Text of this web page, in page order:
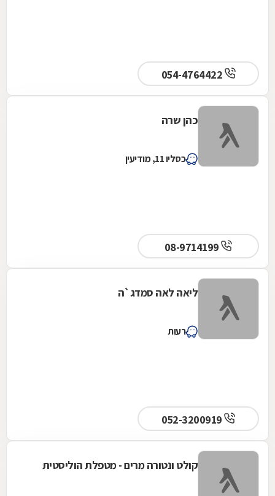
כהן שרה
כסליו 11, מודיעין
08-9714199
ליאה לאה סמדג`ה
רעות
קולט ונטורה מרים - מטפלת הוליסטית